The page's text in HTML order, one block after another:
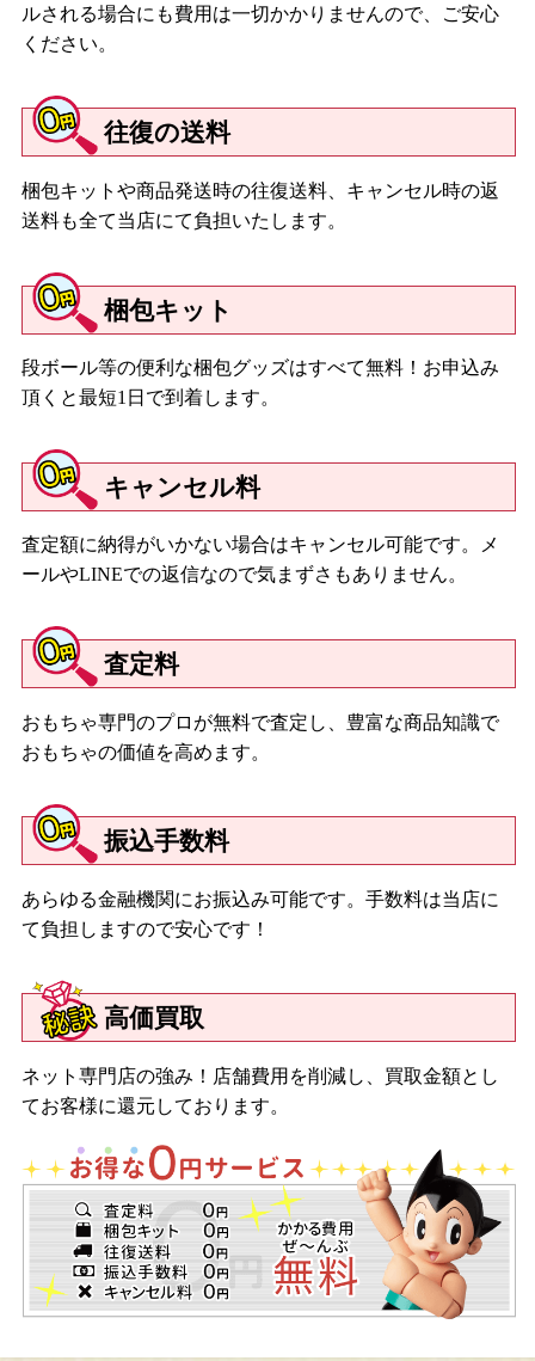
ルされる場合にも費用は一切かかりませんので、ご安心
ください。
往復の送料
梱包キットや商品発送時の往復送料、キャンセル時の返
送料も全て当店にて負担いたします。
梱包キット
段ボール等の便利な梱包グッズはすべて無料！お申込み
頂くと最短1日で到着します。
キャンセル料
査定額に納得がいかない場合はキャンセル可能です。メ
ールやLINEでの返信なので気まずさもありません。
査定料
おもちゃ専門のプロが無料で査定し、豊富な商品知識で
おもちゃの価値を高めます。
振込手数料
あらゆる金融機関にお振込み可能です。手数料は当店に
て負担しますので安心です！
高価買取
ネット専門店の強み！店舗費用を削減し、買取金額とし
てお客様に還元しております。